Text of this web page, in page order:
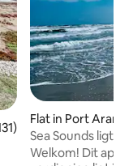
beoordeling van
Flat in Port
Sea Sounds ligt
met 2 enorme
Welkom! Dit